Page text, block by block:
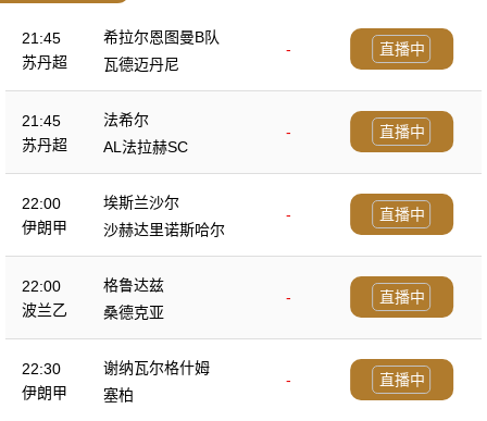
21:45
苏丹超
希拉尔恩图曼B队
-
瓦德迈丹尼
直播中
21:45
苏丹超
法希尔
-
AL法拉赫SC
直播中
22:00
伊朗甲
埃斯兰沙尔
-
沙赫达里诺斯哈尔
直播中
22:00
波兰乙
格鲁达兹
-
桑德克亚
直播中
22:30
伊朗甲
谢纳瓦尔格什姆
-
塞柏
直播中